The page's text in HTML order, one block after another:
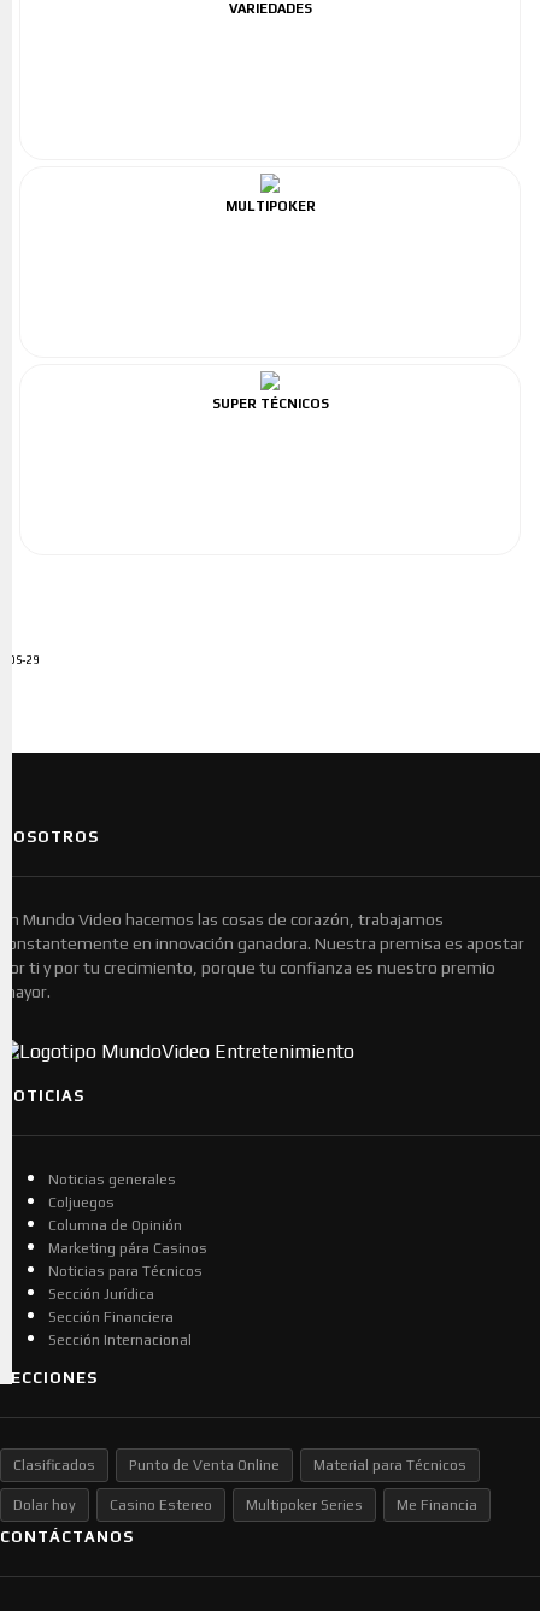
VARIEDADES
MULTIPOKER
SUPER TÉCNICOS
ADS-29
NOSOTROS
En Mundo Video hacemos las cosas de corazón, trabajamos
constantemente en innovación ganadora. Nuestra premisa es apostar
por ti y por tu crecimiento, porque tu confianza es nuestro premio
mayor.
NOTICIAS
Noticias generales
Coljuegos
Columna de Opinión
Marketing pára Casinos
Noticias para Técnicos
Sección Jurídica
Sección Financiera
Sección Internacional
SECCIONES
Clasificados Punto de Venta Online Material para Técnicos
Dolar hoy Casino Estereo Multipoker Series Me Financia
CONTÁCTANOS